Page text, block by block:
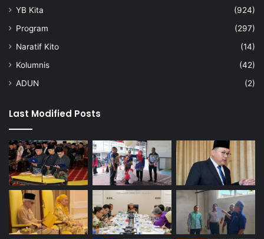
r
S
e
b
i
n
YB Kita
(924)
Program
(297)
Naratif Kito
(14)
Kolumnis
(42)
ADUN
(2)
Last Modified Posts